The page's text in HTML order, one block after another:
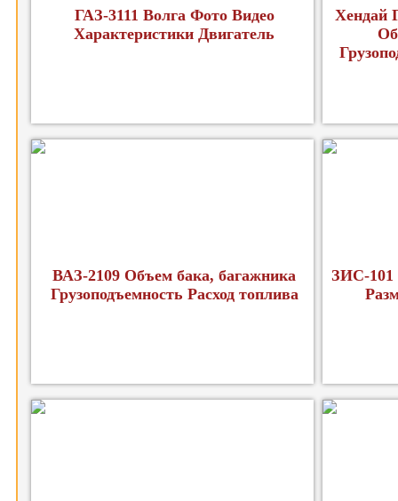
ГАЗ-3111 Волга Фото Видео
Характеристики Двигатель
Хендай
ВАЗ-2109 Объем бака, багажника
Грузоподъемность Расход топлива
ЗИС-101